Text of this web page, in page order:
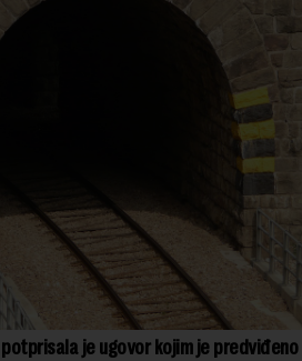
je ugovor kojim je